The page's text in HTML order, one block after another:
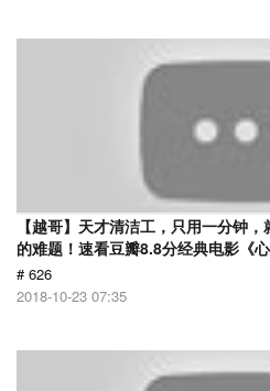
【越哥】天才清洁工，只用一分钟
的难题！速看豆瓣8.8分经典电影《心
# 626
2018-10-23 07:35